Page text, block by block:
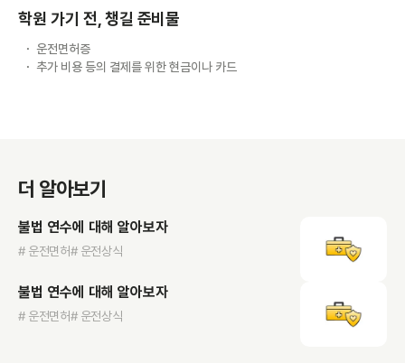
학원 가기 전, 챙길 준비물
운전면허증
추가 비용 등의 결제를 위한 현금이나 카드
더 알아보기
불법 연수에 대해 알아보자
# 운전면허# 운전상식
불법 연수에 대해 알아보자
# 운전면허# 운전상식